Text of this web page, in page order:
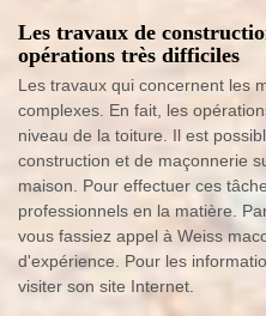
Les travaux de
opérations très difficiles
Les travaux qui concernent les
complexes. En fait, les
niveau de la toiture. Il est
construction et de maçonnerie
maison. Pour effectuer ces
professionnels en la matière.
vous fassiez appel à Weiss
d'expérience. Pour les
visiter son site Internet.